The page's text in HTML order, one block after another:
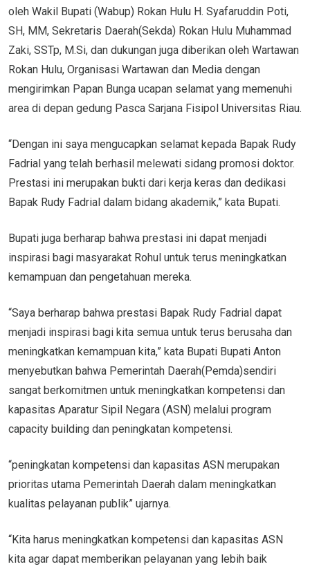
oleh Wakil Bupati (Wabup) Rokan Hulu H. Syafaruddin Poti,
SH, MM, Sekretaris Daerah(Sekda) Rokan Hulu Muhammad
Zaki, SSTp, M.Si, dan dukungan juga diberikan oleh Wartawan
Rokan Hulu, Organisasi Wartawan dan Media dengan
mengirimkan Papan Bunga ucapan selamat yang memenuhi
area di depan gedung Pasca Sarjana Fisipol Universitas Riau.
“Dengan ini saya mengucapkan selamat kepada Bapak Rudy
Fadrial yang telah berhasil melewati sidang promosi doktor.
Prestasi ini merupakan bukti dari kerja keras dan dedikasi
Bapak Rudy Fadrial dalam bidang akademik,” kata Bupati.
Bupati juga berharap bahwa prestasi ini dapat menjadi
inspirasi bagi masyarakat Rohul untuk terus meningkatkan
kemampuan dan pengetahuan mereka.
“Saya berharap bahwa prestasi Bapak Rudy Fadrial dapat
menjadi inspirasi bagi kita semua untuk terus berusaha dan
meningkatkan kemampuan kita,” kata Bupati Bupati Anton
menyebutkan bahwa Pemerintah Daerah(Pemda)sendiri
sangat berkomitmen untuk meningkatkan kompetensi dan
kapasitas Aparatur Sipil Negara (ASN) melalui program
capacity building dan peningkatan kompetensi.
“peningkatan kompetensi dan kapasitas ASN merupakan
prioritas utama Pemerintah Daerah dalam meningkatkan
kualitas pelayanan publik” ujarnya.
“Kita harus meningkatkan kompetensi dan kapasitas ASN
kita agar dapat memberikan pelayanan yang lebih baik